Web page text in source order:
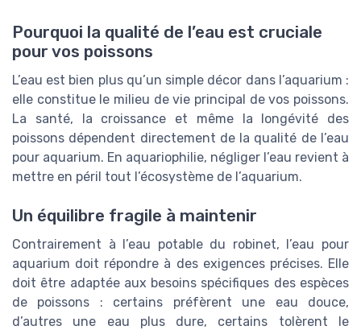
Pourquoi la qualité de l’eau est cruciale
pour vos poissons
L’eau est bien plus qu’un simple décor dans l’aquarium :
elle constitue le milieu de vie principal de vos poissons.
La santé, la croissance et même la longévité des
poissons dépendent directement de la qualité de l’eau
pour aquarium. En aquariophilie, négliger l’eau revient à
mettre en péril tout l’écosystème de l’aquarium.
Un équilibre fragile à maintenir
Contrairement à l’eau potable du robinet, l’eau pour
aquarium doit répondre à des exigences précises. Elle
doit être adaptée aux besoins spécifiques des espèces
de poissons : certains préfèrent une eau douce,
d’autres une eau plus dure, certains tolèrent le